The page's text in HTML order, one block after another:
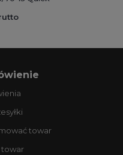
towar
towar